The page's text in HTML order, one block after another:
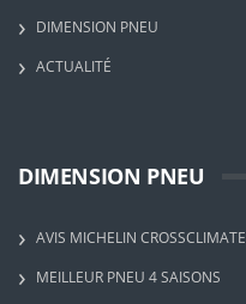
DIMENSION PNEU
ACTUALITÉ
DIMENSION PNEU
AVIS MICHELIN CROSSCLIMATE
MEILLEUR PNEU 4 SAISONS